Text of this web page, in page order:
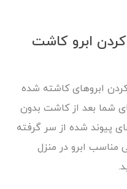
ابرو کاشت
ابروهای کاشته شده
شما بعد از کاشت بدون
پیوند شده از سر گرفته
ابرو در منزل